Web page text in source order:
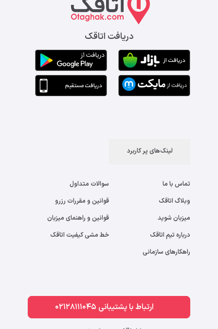
دریافت اتاقک
لینک‌های پر کاربرد
تماس با ما
وبلاگ اتاقک
میزبان شوید
درباره تیم اتاقک
راهکارهای سازمانی
سوالات متداول
قوانین و مقررات رزرو
قوانین و راهنمای میزبان
خط مشی کیفیت اتاقک
ارتباط با پشتیبانی 02128111045